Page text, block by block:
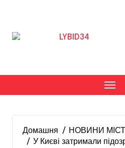
Домашня
НОВИНИ
У Києві затримали